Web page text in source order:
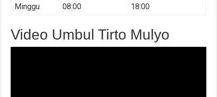
Minggu
08:00 18:00
Video Umbul Tirto Mulyo